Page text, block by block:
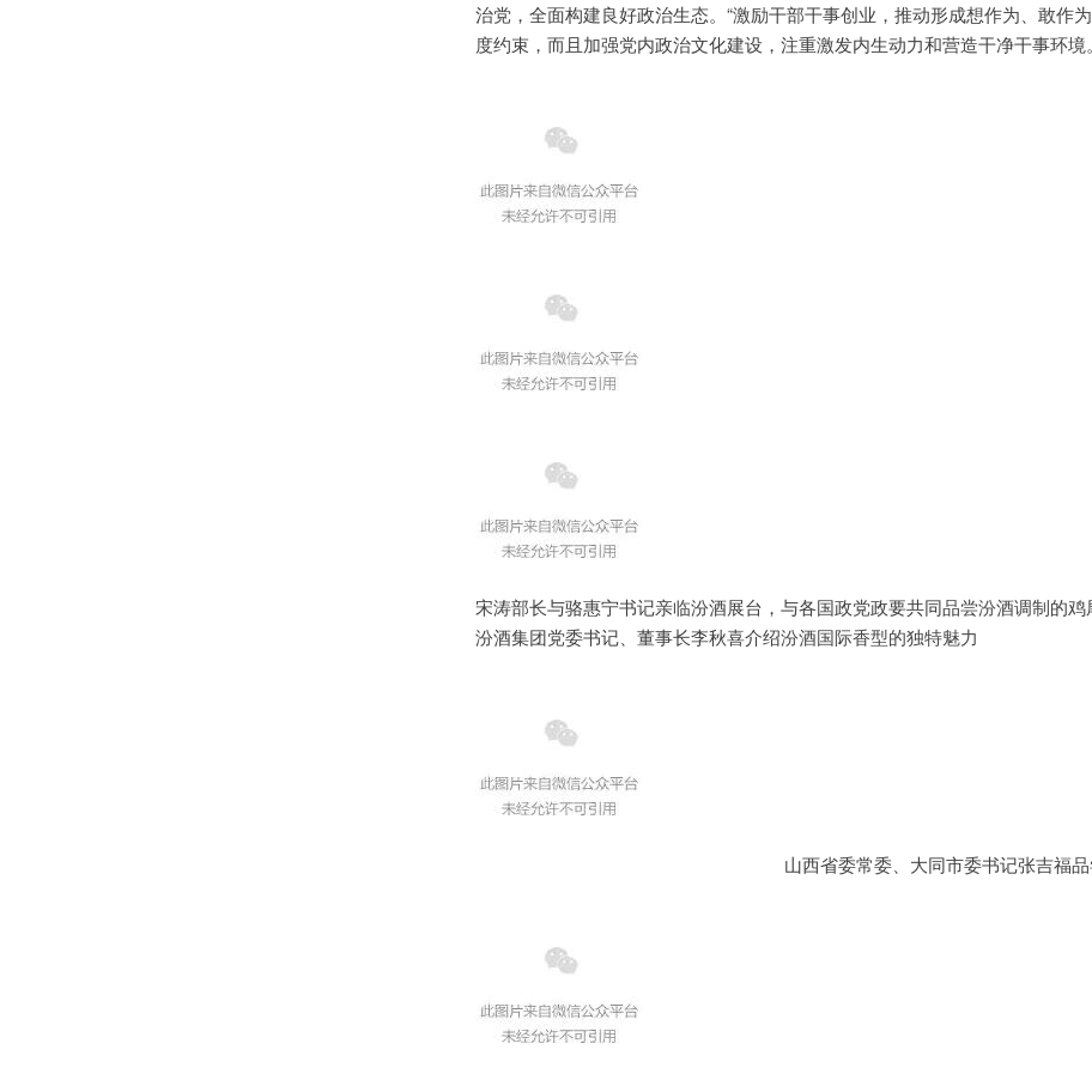
治党，全面构建良好政治生态。“激励干部干事创业，推动形成想作为、敢作
度约束，而且加强党内政治文化建设，注重激发内生动力和营造干净干事环境
宋涛部长与骆惠宁书记亲临汾酒展台，与各国政党政要共同品尝汾酒调制的鸡
汾酒集团党委书记、董事长李秋喜介绍汾酒国际香型的独特魅力
山西省委常委、大同市委书记张吉福